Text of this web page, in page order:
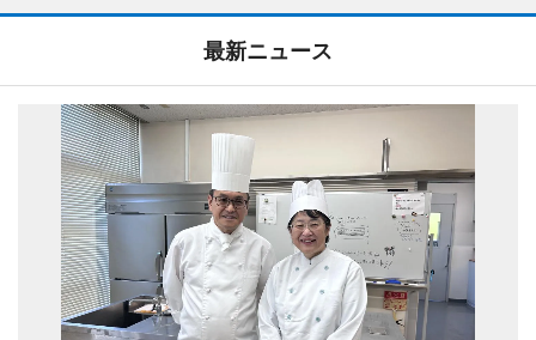
最新ニュース